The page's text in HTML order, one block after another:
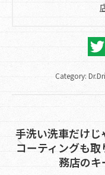
Category:
navigation
手洗い洗車だけ
コーティングも
務店の